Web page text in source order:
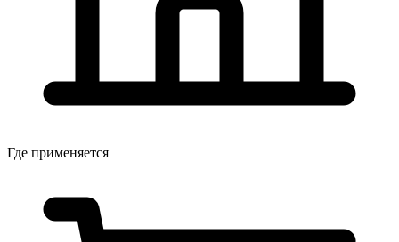
Где применяется